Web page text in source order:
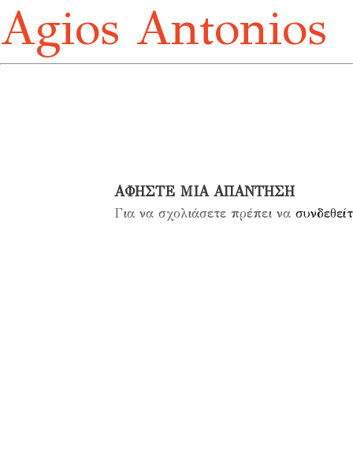
Agios Antonios
ΑΦΉΣΤΕ ΜΙΑ ΑΠΆΝΤΗΣΗ
Για να σχολιάσετε πρέπει να